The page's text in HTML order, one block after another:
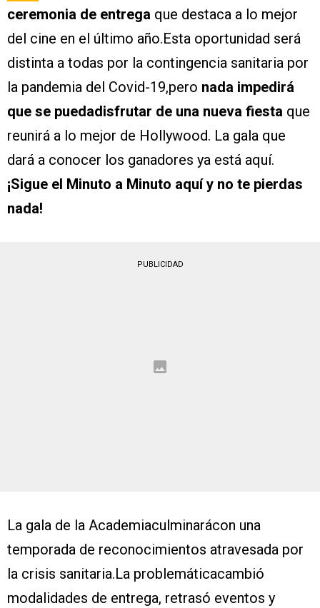
ceremonia de entrega que destaca a lo mejor
del cine en el último año.Esta oportunidad será
distinta a todas por la contingencia sanitaria por
la pandemia del Covid-19,pero nada impedirá
que se puedadisfrutar de una nueva fiesta que
reunirá a lo mejor de Hollywood. La gala que
dará a conocer los ganadores ya está aquí.
¡Sigue el Minuto a Minuto aquí y no te pierdas
nada!
PUBLICIDAD
La gala de la Academiaculminarácon una
temporada de reconocimientos atravesada por
la crisis sanitaria.La problemáticacambió
modalidades de entrega, retrasó eventos y